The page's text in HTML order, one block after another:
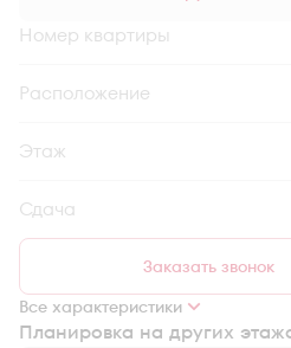
Номер квартиры
Секция
Этаж
Сдача
Заказать звонок
Все характеристики
Планировка на других